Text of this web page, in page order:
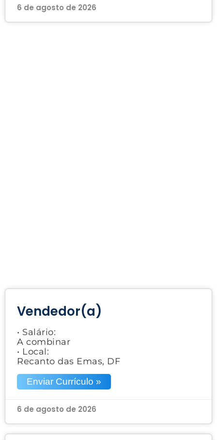
6 de agosto de 2026
Vendedor(a)
• Salário:
A combinar
• Local:
Recanto das Emas, DF
Enviar Currículo »
6 de agosto de 2026